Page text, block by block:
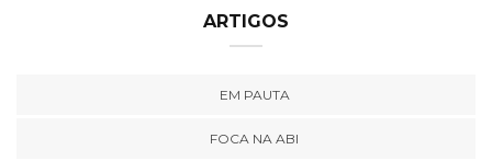
ARTIGOS
EM PAUTA
FOCA NA ABI